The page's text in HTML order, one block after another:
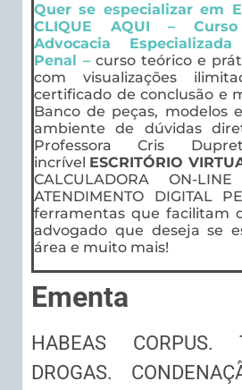
Quer se especializar em
CLIQUE AQUI –
Advocacia
Penal –curso teórico e
com visualizações
certificado de conclusão e
Banco de peças, modelos
ambiente de dúvidas
Professora Cris
incrível ESCRITÓRIO
CALCULADORA ON-
ATENDIMENTO DIGITAL
ferramentas que facilitam
advogado que deseja se
área e muito mais!
Ementa
HABEAS CORPUS.
DROGAS.